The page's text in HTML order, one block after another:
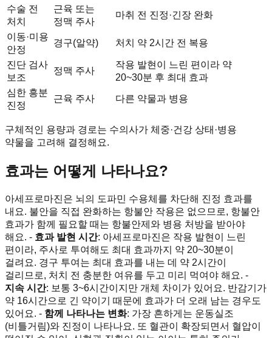
수술 전
처치
근육 또는
정맥 주사
마취 전 진정·긴장 완화
이동·미용
안정
경구(알약) 처치 약 2시간 전 복용
진단 검사
보조
정맥 주사
작용 발현이 느린 편이라 약
20~30분 후 최대 효과
심한 흥분
진정
근육 주사 다른 약물과 병용
구체적인 용량과 경로는 수의사가 체중·건강 상태·병용
약물을 고려해 결정해요.
효과는 어떻게 나타나요?
아세프로마진은 뇌의 도파민 수용체를 차단해 진정 효과를
내요. 불안을 직접 완화하는 항불안 작용은 없으므로, 항불안
효과가 함께 필요할 때는 항불안제와 병용 처방을 받아야
해요. - 효과 발현 시간: 아세프로마진은 작용 발현이 느린
편이라, 주사로 투여해도 최대 효과까지 약 20~30분이
걸려요. 경구 투여는 최대 효과를 내는 데 약 2시간이
걸리므로, 처치 전 충분한 여유를 두고 미리 먹여야 해요. -
지속 시간: 보통 3~6시간이지만 개체 차이가 있어요. 반감기가
약 16시간으로 긴 약이기 때문에 효과가 더 오래 남는 경우도
있어요. - 함께 나타나는 변화: 가장 흔하게는 운동실조
(비틀거림)와 진정이 나타나요. 또 혈관이 확장되면서 혈압이